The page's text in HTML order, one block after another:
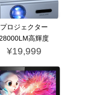
プロジェクター
28000LM高輝度
¥19,999